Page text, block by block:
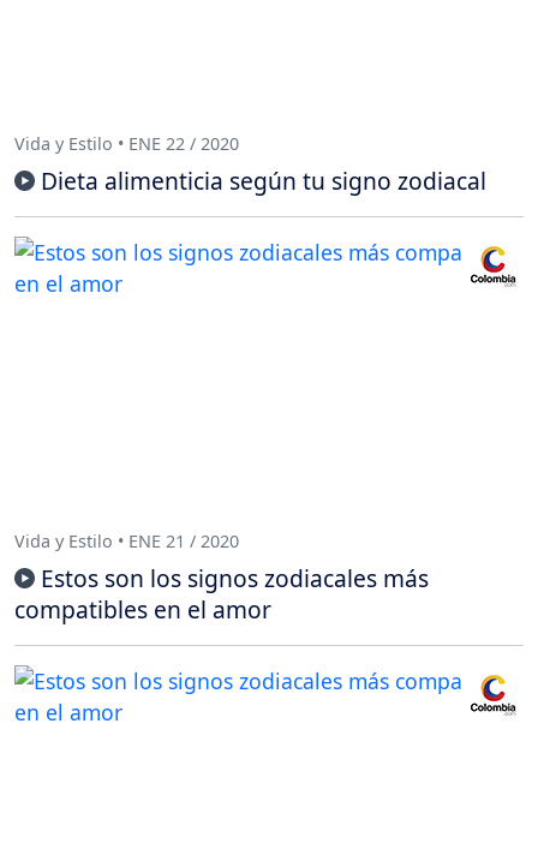
Vida y Estilo • ENE 22 / 2020
Dieta alimenticia según tu signo zodiacal
Vida y Estilo • ENE 21 / 2020
Estos son los signos zodiacales más
compatibles en el amor